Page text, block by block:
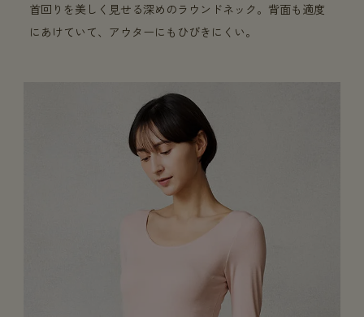
首回りを美しく見せる深めのラウンドネック。背面も適度
にあけていて、アウターにもひびきにくい。